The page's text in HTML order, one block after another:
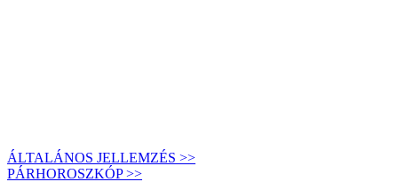
ÁLTALÁNOS JELLEMZÉS >>
PÁRHOROSZKÓP >>